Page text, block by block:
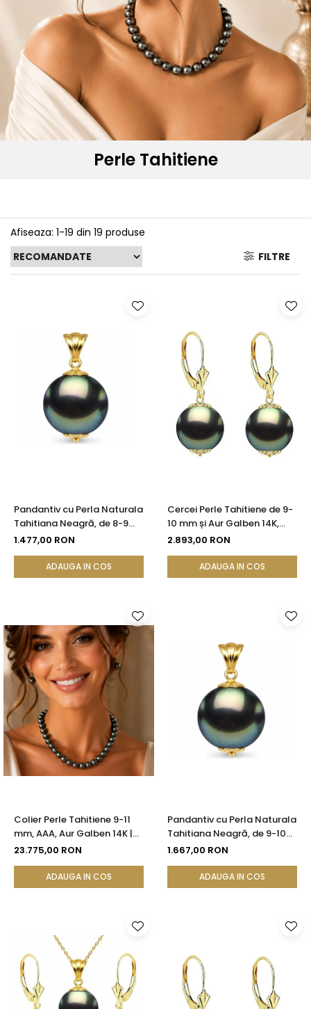
Seturi Perle cu Argint
Brățări cu Perle
Pandantive cu Perle
Brose cu Perle
Perle Tahitiene
Afiseaza: 1-19 din 19 produse
FILTRE
Pandantiv cu Perla Naturala
Tahitiana Neagră, de 8-9
mm si Aur de 14k
1.477,00 RON
ADAUGA IN COS
Cercei Perle Tahitiene de 9-
10 mm și Aur Galben 14K,
Forma Rotundă |
2.893,00 RON
ADAUGA IN COS
Colier Perle Tahitiene 9-11
mm, AAA, Aur Galben 14K |
KASKADDA®
23.775,00 RON
ADAUGA IN COS
Pandantiv cu Perla Naturala
Tahitiana Neagră, de 9-10
mm si Aur de 14k
1.667,00 RON
ADAUGA IN COS